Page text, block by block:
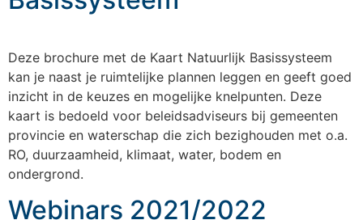
Deze brochure met de Kaart Natuurlijk Basissysteem
kan je naast je ruimtelijke plannen leggen en geeft goed
inzicht in de keuzes en mogelijke knelpunten. Deze
kaart is bedoeld voor beleidsadviseurs bij gemeenten
provincie en waterschap die zich bezighouden met o.a.
RO, duurzaamheid, klimaat, water, bodem en
ondergrond.
Webinars 2021/2022